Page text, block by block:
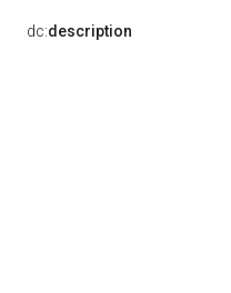
dc:description